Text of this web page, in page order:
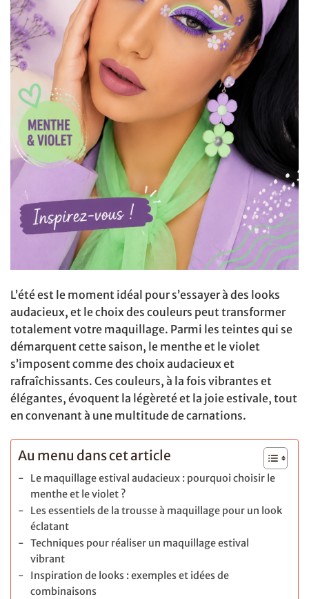
L’été est le moment idéal pour s’essayer à des looks
audacieux, et le choix des couleurs peut transformer
totalement votre maquillage. Parmi les teintes qui se
démarquent cette saison, le menthe et le violet
s’imposent comme des choix audacieux et
rafraîchissants. Ces couleurs, à la fois vibrantes et
élégantes, évoquent la légèreté et la joie estivale, tout
en convenant à une multitude de carnations.
Au menu dans cet article
Le maquillage estival audacieux : pourquoi choisir le
menthe et le violet ?
Les essentiels de la trousse à maquillage pour un look
éclatant
Techniques pour réaliser un maquillage estival
vibrant
Inspiration de looks : exemples et idées de
combinaisons